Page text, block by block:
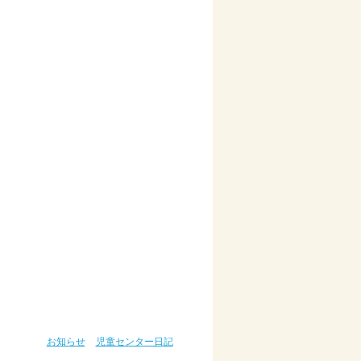
お知らせ 児童センター日記